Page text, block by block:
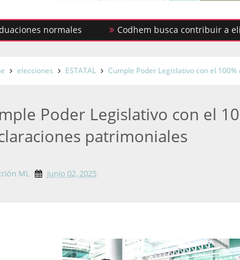
normales Codhem busca contribuir a
elecciones ESTATAL Cumple Poder Legislativo con el
Poder Legislativo con el
patrimoniales
ML junio 02, 2025